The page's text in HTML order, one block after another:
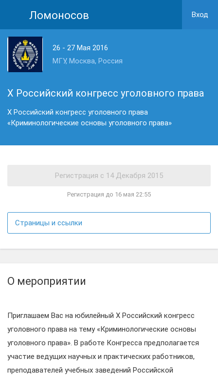
Ломоносов Вход
26 - 27 Мая 2016
МГУ, Москва, Россия
X Российский конгресс уголовного права
X Российский конгресс уголовного права
«Криминологические основы уголовного права»
Регистрация до 16 мая 22:55
Страницы и ссылки
О мероприятии
Приглашаем Вас на юбилейный X Российский конгресс
уголовного права на тему «Криминологические основы
уголовного права». В работе Конгресса предполагается
участие ведущих научных и практических работников,
преподавателей учебных заведений Российской